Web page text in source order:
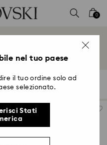
0
genitori in attesa
di regali per neomamme
Filtri
Ordina
nel tuo paese
il tuo ordine solo ad
selezionato.
Stati